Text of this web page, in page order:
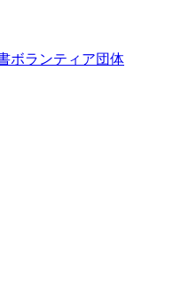
ボランティア団体